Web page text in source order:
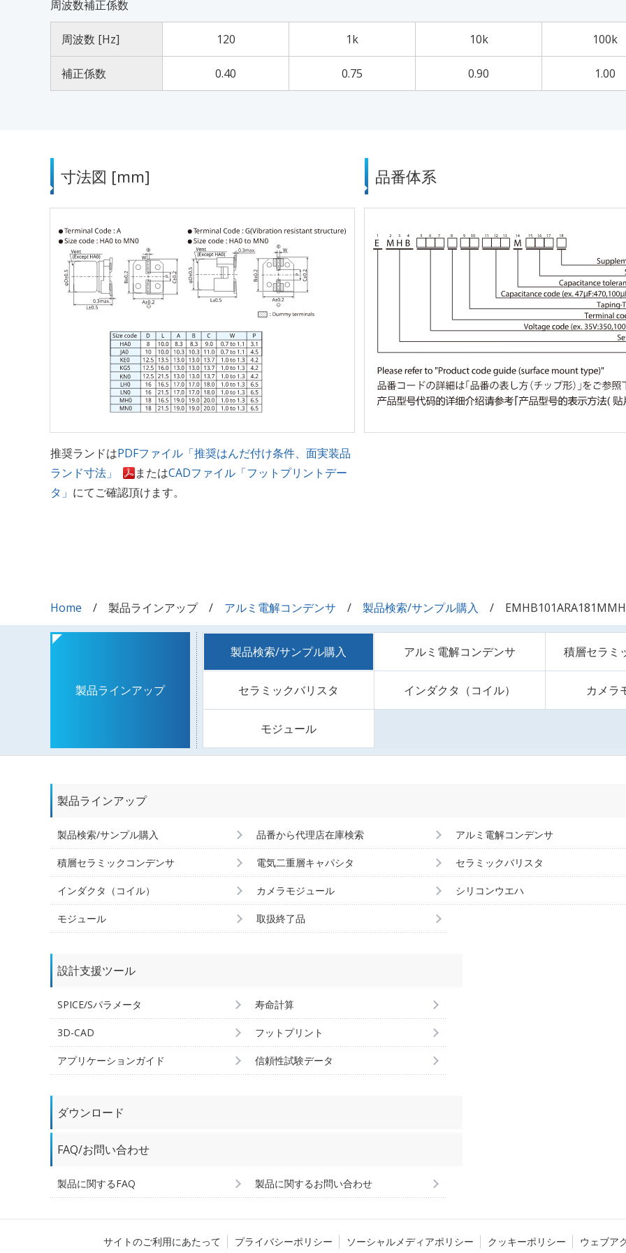
周波数補正係数
周波数 [Hz] 120 1k 10k 100k
補正係数 0.40 0.75 0.90 1.00
寸法図 [mm]
推奨ランドはPDFファイル「推奨はんだ付け条件、面実装品
ランド寸法」
またはCADファイル「フットプリントデー
タ」 にてご確認頂けます。
品番体系
Home 製品ラインアップ アルミ電解コンデンサ 製品検索/サンプル購入
製品ラインアップ
製品検索/サンプル購入 アルミ電解コンデンサ 積層セラミ
セラミックバリスタ インダクタ（コイル） カメラ
モジュール
製品ラインアップ
製品検索/サンプル購入 品番から代理店在庫検索 アルミ電解コンデンサ
積層セラミックコンデンサ 電気二重層キャパシタ セラミックバリスタ
インダクタ（コイル） カメラモジュール シリコンウエハ
モジュール 取扱終了品
設計支援ツール
SPICE/Sパラメータ 寿命計算
3D-CAD フットプリント
アプリケーションガイド 信頼性試験データ
ダウンロード
FAQ/お問い合わせ
製品に関するFAQ 製品に関するお問い合わせ
サイトのご利用にあたって プライバシーポリシー ソーシャルメディアポリシー クッキーポリシー ウェブア